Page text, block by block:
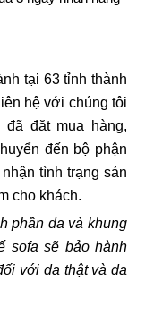
tại 63 tỉnh thành
hệ với chúng tôi
đặt mua hàng,
đến bộ phận
tình trạng sản
cho khách.
phần da và khung
sofa sẽ bảo hành
với da thật và da